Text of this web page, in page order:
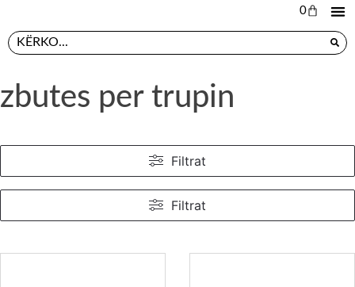
0
zbutes per trupin
Filtrat
Filtrat